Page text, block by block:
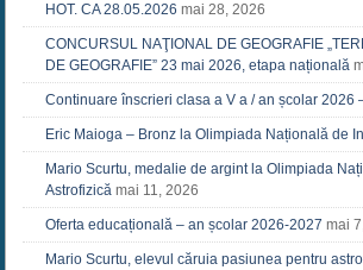
HOT. CA 28.05.2026 mai 28, 2026
CONCURSUL NAŢIONAL DE GEOGRAFIE
DE GEOGRAFIE” 23 mai 2026, etapa națională
Continuare înscrieri clasa a V a / an școlar 2026
Eric Maioga – Bronz la Olimpiada Națională de
Mario Scurtu, medalie de argint la Olimpiada
Astrofizică mai 11, 2026
Oferta educațională – an școlar 2026-2027 mai
Mario Scurtu, elevul căruia pasiunea pentru